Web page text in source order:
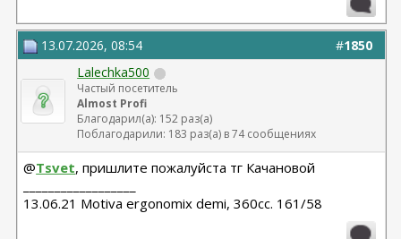
#1850
13.07.2026, 08:54
Lalechka500
Частый посетитель
Almost Profi
Благодарил(а): 152 раз(а)
Поблагодарили: 183 раз(а) в 74 сообщениях
@Tsvet, пришлите пожалуйста тг Качановой
13.06.21 Motiva ergonomix demi, 360cc. 161/58